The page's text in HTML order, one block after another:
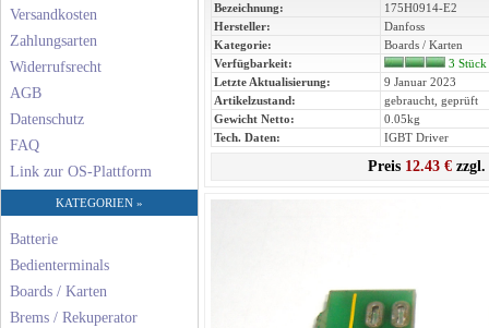
Versandkosten
Zahlungsarten
Widerrufsrecht
AGB
Datenschutz
FAQ
Link zur OS-Plattform
KATEGORIEN »
Batterie
Bedienterminals
Boards / Karten
Brems / Rekuperator
Bezeichnung:
175H0914-E2
Hersteller:
Danfoss
Kategorie:
Boards / Karten
Verfügbarkeit:
3
Letzte Aktualisierung:
9 Januar 2023
Artikelzustand:
gebraucht, geprüft
Gewicht Netto:
0.05kg
Tech. Daten:
IGBT Driver
Preis 12.43 €zzgl.